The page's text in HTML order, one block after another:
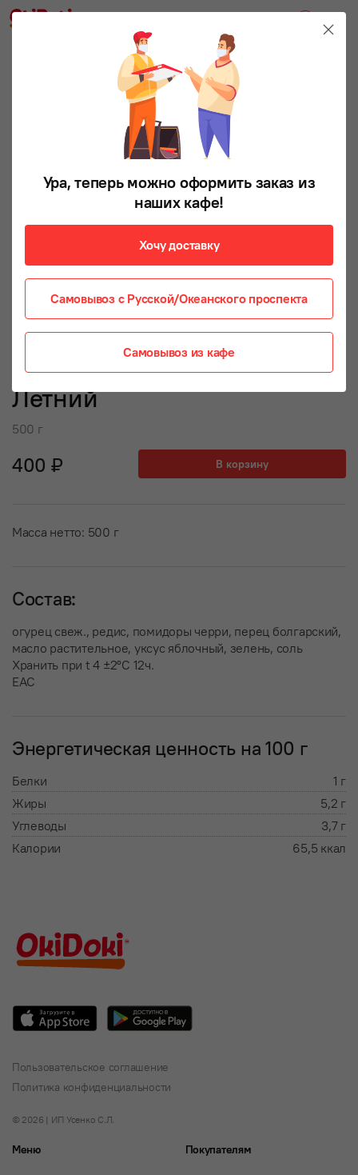
Летний
500 г
400 ₽ В корзину
Масса нетто: 500 г
Состав:
огурец свеж., редис, помидоры черри, перец болгарский,
масло растительное, уксус яблочный, зелень, соль
Хранить при t 4 ±2°С 12ч.
EAC
Энергетическая ценность на 100 г
Белки
1 г
Жиры
5,2 г
Углеводы
3,7 г
Калории
65,5 ккал
Пользовательское соглашение
Политика конфиденциальности
© 2026 | ИП Усенко С.Л.
Меню Покупателям
Ура, теперь можно оформить заказ из
наших кафе!
Хочу доставку
Самовывоз с Русской/Океанского проспекта
Самовывоз из кафе